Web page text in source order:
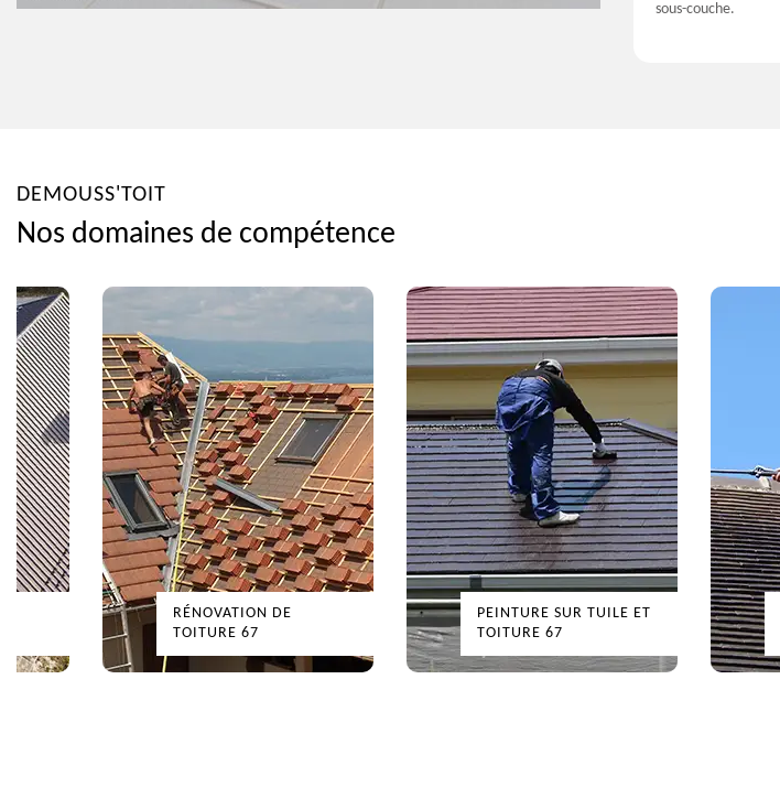
sous-couche.
DEMOUSS'TOIT
Nos domaines de compétence
RÉNOVATION DE
TOITURE 67
PEINTURE SUR TUILE ET
TOITURE 67